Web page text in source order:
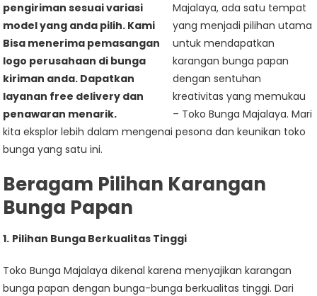
Majalaya, ada satu tempat
yang menjadi pilihan utama
untuk mendapatkan
karangan bunga papan
dengan sentuhan
kreativitas yang memukau
– Toko Bunga Majalaya. Mari
kita eksplor lebih dalam mengenai pesona dan keunikan toko
bunga yang satu ini.
Beragam Pilihan Karangan
Bunga Papan
1. Pilihan Bunga Berkualitas Tinggi
Toko Bunga Majalaya dikenal karena menyajikan karangan
bunga papan dengan bunga-bunga berkualitas tinggi. Dari